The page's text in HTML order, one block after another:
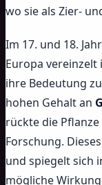
wo sie als Zier-
Im 17. und 18.
Europa
ihre Bedeutung
hohen Gehalt an
rückte die
Forschung.
und spiegelt sich
mögliche